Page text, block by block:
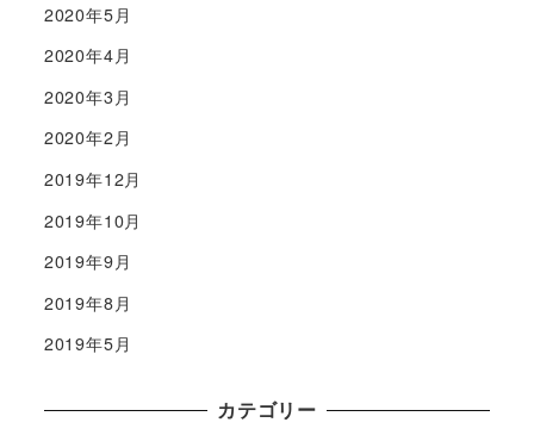
2020年5月
2020年4月
2020年3月
2020年2月
2019年12月
2019年10月
2019年9月
2019年8月
2019年5月
カテゴリー